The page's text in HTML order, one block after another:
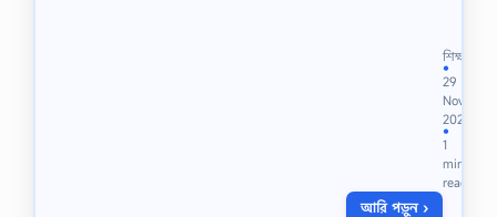
শি
ল্প
ও
কু
টি
র
শি
ল্প
শিক্ষা
●
29
Nov
2022
●
1
min
read
আরি পড়ুন ›